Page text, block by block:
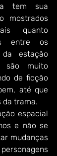
tem sua
mostrados
quanto
entre os
estação
são muito
de ficção
até que
da trama.
espacial
e não se
mudanças